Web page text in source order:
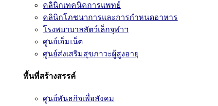
คลินิกเทคนิคการแพทย์
คลินิกโภชนาการและการกำหนดอาหาร
โรงพยาบาลสัตว์เล็กจุฬาฯ
ศูนย์เอ็มเน็ต
ศูนย์ส่งเสริมสุขภาวะผู้สูงอายุ
พื้นที่สร้างสรรค์
ศูนย์พันธกิจเพื่อสังคม